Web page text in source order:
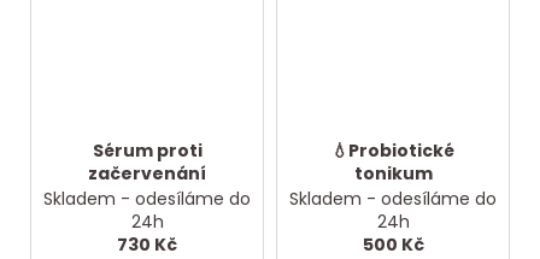
Sérum proti
začervenání
Skladem - odesíláme do
24h
730 Kč
💧Probiotické
tonikum
Skladem - odesíláme do
24h
500 Kč